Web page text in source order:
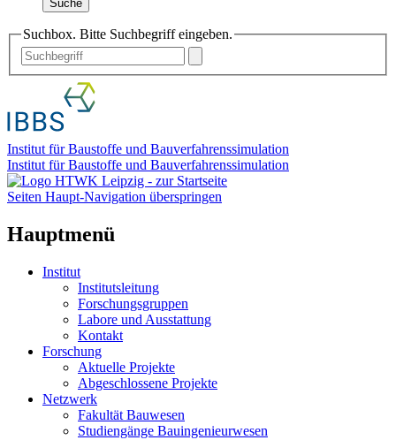
Suche
Suchbox. Bitte Suchbegriff eingeben.
Institut für Baustoffe und Bauverfahrenssimulation
Institut für Baustoffe und Bauverfahrenssimulation
Seiten Haupt-Navigation überspringen
Hauptmenü
Institut
Institutsleitung
Forschungsgruppen
Labore und Ausstattung
Kontakt
Forschung
Aktuelle Projekte
Abgeschlossene Projekte
Netzwerk
Fakultät Bauwesen
Studiengänge Bauingenieurwesen